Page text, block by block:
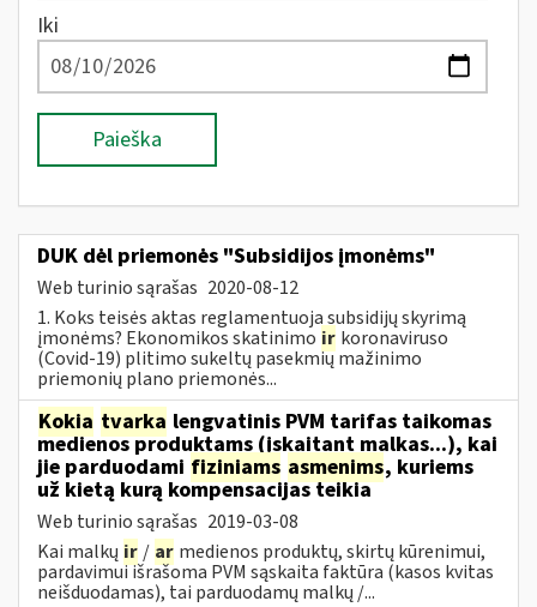
Iki
Paieška
DUK dėl priemonės "Subsidijos įmonėms"
Web turinio sąrašas 2020-08-12
1. Koks teisės aktas reglamentuoja subsidijų skyrimą
įmonėms? Ekonomikos skatinimo ir koronaviruso
(Covid-19) plitimo sukeltų pasekmių mažinimo
priemonių plano priemonės...
Kokia tvarka lengvatinis PVM tarifas taikomas
medienos produktams (įskaitant malkas...), kai
jie parduodami fiziniams asmenims, kuriems
už kietą kurą kompensacijas teikia
Web turinio sąrašas 2019-03-08
Kai malkų ir / ar medienos produktų, skirtų kūrenimui,
pardavimui išrašoma PVM sąskaita faktūra (kasos kvitas
neišduodamas), tai parduodamų malkų /...